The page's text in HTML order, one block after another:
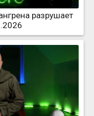
разрушает